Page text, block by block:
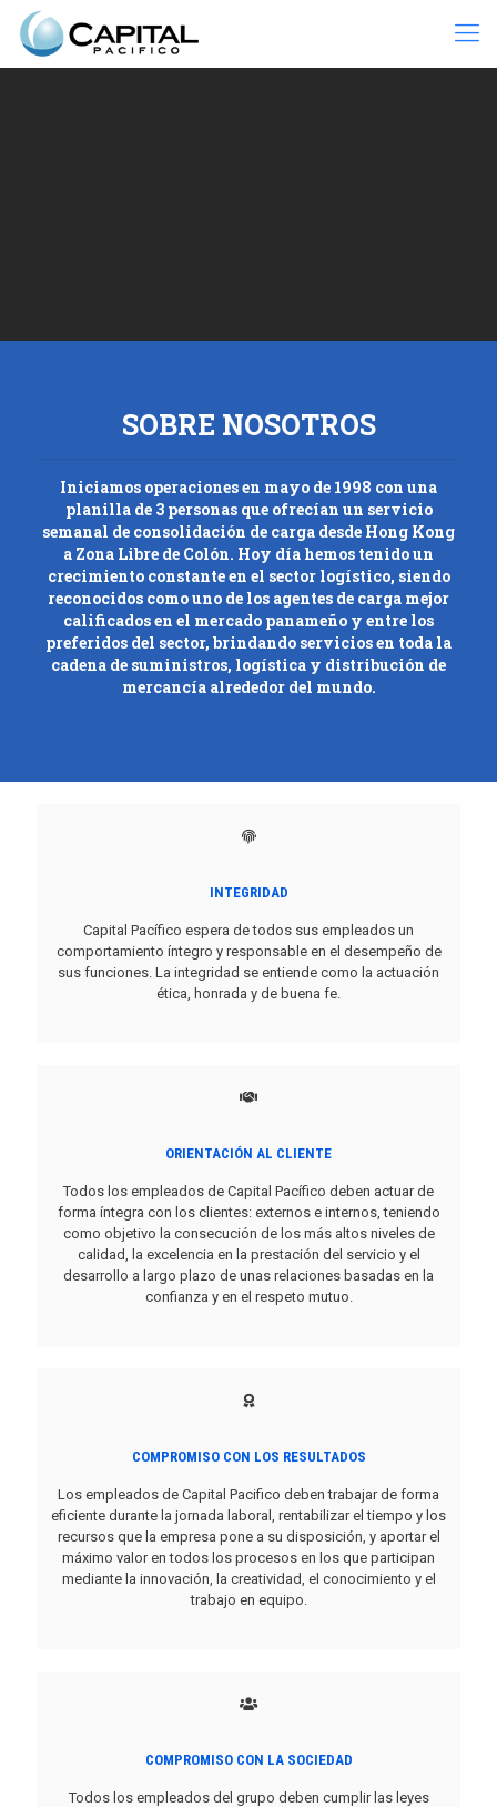
SOBRE NOSOTROS
Iniciamos operaciones en mayo de 1998 con una
planilla de 3 personas que ofrecían un servicio
semanal de consolidación de carga desde Hong Kong
a Zona Libre de Colón. Hoy día hemos tenido un
crecimiento constante en el sector logístico, siendo
reconocidos como uno de los agentes de carga mejor
calificados en el mercado panameño y entre los
preferidos del sector, brindando servicios en toda la
cadena de suministros, logística y distribución de
mercancía alrededor del mundo.
INTEGRIDAD
Capital Pacífico espera de todos sus empleados un
comportamiento íntegro y responsable en el desempeño de
sus funciones. La integridad se entiende como la actuación
ética, honrada y de buena fe.
ORIENTACIÓN AL CLIENTE
Todos los empleados de Capital Pacífico deben actuar de
forma íntegra con los clientes: externos e internos, teniendo
como objetivo la consecución de los más altos niveles de
calidad, la excelencia en la prestación del servicio y el
desarrollo a largo plazo de unas relaciones basadas en la
confianza y en el respeto mutuo.
COMPROMISO CON LOS RESULTADOS
Los empleados de Capital Pacifico deben trabajar de forma
eficiente durante la jornada laboral, rentabilizar el tiempo y los
recursos que la empresa pone a su disposición, y aportar el
máximo valor en todos los procesos en los que participan
mediante la innovación, la creatividad, el conocimiento y el
trabajo en equipo.
COMPROMISO CON LA SOCIEDAD
Todos los empleados del grupo deben cumplir las leyes